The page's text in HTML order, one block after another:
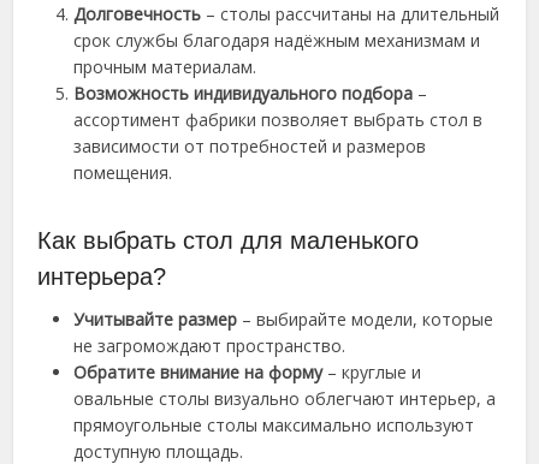
Долговечность – столы рассчитаны на длительный
срок службы благодаря надёжным механизмам и
прочным материалам.
Возможность индивидуального подбора –
ассортимент фабрики позволяет выбрать стол в
зависимости от потребностей и размеров
помещения.
Как выбрать стол для маленького
интерьера?
Учитывайте размер – выбирайте модели, которые
не загромождают пространство.
Обратите внимание на форму– круглые и
овальные столы визуально облегчают интерьер, а
прямоугольные столы максимально используют
доступную площадь.